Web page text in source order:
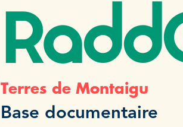
Terres de Montaigu
Base documentaire